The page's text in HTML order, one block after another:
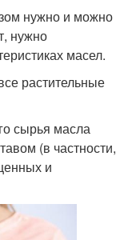
нужно и можно
нужно
масел.
растительные
сырья масла
(в частности,
и